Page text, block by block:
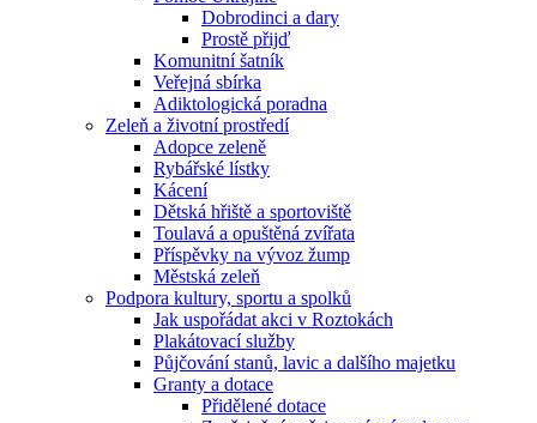
Dobrodinci a dary
Prostě přijď
Komunitní šatník
Veřejná sbírka
Adiktologická poradna
Zeleň a životní prostředí
Adopce zeleně
Rybářské lístky
Kácení
Dětská hřiště a sportoviště
Toulavá a opuštěná zvířata
Příspěvky na vývoz žump
Městská zeleň
Podpora kultury, sportu a spolků
Jak uspořádat akci v Roztokách
Plakátovací služby
Půjčování stanů, lavic a dalšího majetku
Granty a dotace
Přidělené dotace